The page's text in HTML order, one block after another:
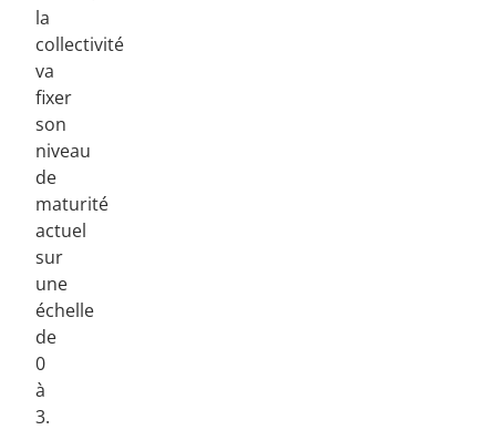
la
collectivité
va
fixer
son
niveau
de
maturité
actuel
sur
une
échelle
de
0
à
3.